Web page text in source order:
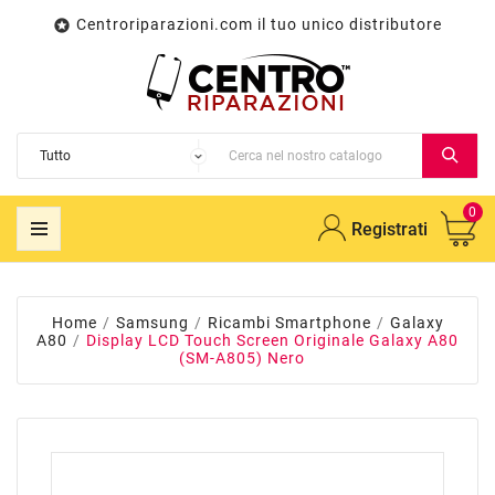
 Centroriparazioni.com il tuo unico distributore
Registrati
0
Home Samsung Ricambi Smartphone
Galaxy
A80
Display LCD Touch Screen Originale Galaxy A80
(SM-A805) Nero